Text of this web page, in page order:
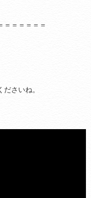
＝＝＝＝＝＝
さいね。